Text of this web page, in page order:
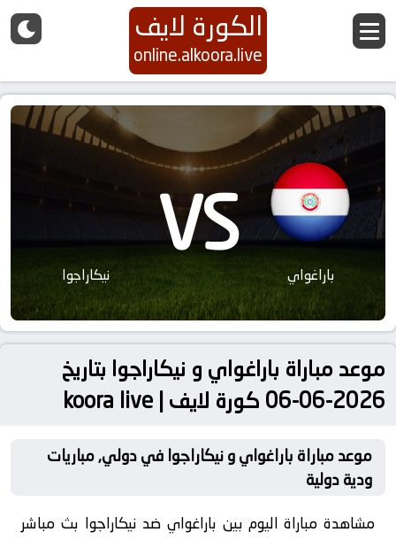
الكورة لايف
online.alkoora.live
باراغواي VS نيكاراجوا
موعد مباراة باراغواي و نيكاراجوا بتاريخ
2026-06-06 كورة لايف | koora live
موعد مباراة باراغواي و نيكاراجوا في دولي, مباريات
ودية دولية
مشاهدة مباراة اليوم بين باراغواي ضد نيكاراجوا بث مباشر